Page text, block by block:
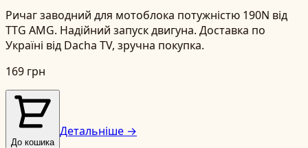
Ричаг заводний для мотоблока потужністю 190N від
TTG AMG. Надійний запуск двигуна. Доставка по
Україні від Dacha TV, зручна покупка.
169 грн
До кошика
Детальніше →